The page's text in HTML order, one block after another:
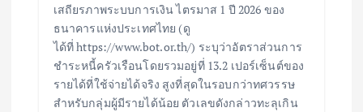
เสถียรภาพระบบการเงิน ไตรมาส 1 ปี 2026 ของ
ธนาคารแห่งประเทศไทย (ดู
ได้ที่ https://www.bot.or.th/) ระบุว่าอัตราส่วนการ
ชำระหนี้ครัวเรือนโดยรวมอยู่ที่ 13.2 เปอร์เซ็นต์ของ
รายได้ที่ใช้จ่ายได้จริง สูงที่สุดในรอบกว่าทศวรรษ
สำหรับกลุ่มผู้มีรายได้น้อย ตัวเลขดังกล่าวทะลุเกิน